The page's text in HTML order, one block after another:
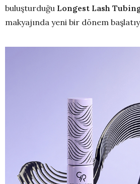
buluşturduğu Longest Lash
makyajında yeni bir dönem